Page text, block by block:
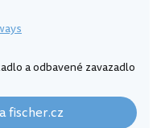
a odbavené zavazadlo
fischer.cz